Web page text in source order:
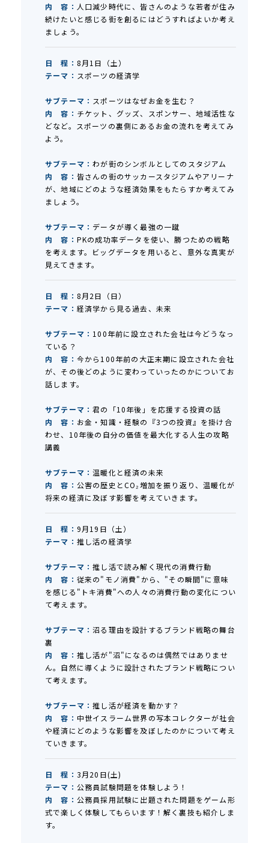
内 容： 人口減少時代に、皆さんのような若者が住み
続けたいと感じる街を創るにはどうすればよいか考え
ましょう。
日 程： 8月1日（土）
テーマ： スポーツの経済学
サブテーマ： スポーツはなぜお金を生む？
内 容： チケット、グッズ、スポンサー、地域活性な
どなど。スポーツの裏側にあるお金の流れを考えてみ
よう。
サブテーマ：わが街のシンボルとしてのスタジアム
内 容： 皆さんの街のサッカースタジアムやアリーナ
が、地域にどのような経済効果をもたらすか考えてみ
ましょう。
サブテーマ： データが導く最強の一蹴
内 容： PKの成功率データを使い、勝つための戦略
を考えます。ビッグデータを用いると、意外な真実が
見えてきます。
日 程： 8月2日（日）
テーマ： 経済学から見る過去、未来
サブテーマ： 100年前に設立された会社は今どうなっ
ている？
内 容： 今から100年前の大正末期に設立された会社
が、その後どのように変わっていったのかについてお
話します。
サブテーマ：君の「10年後」を応援する投資の話
内 容： お金・知識・経験の『3つの投資』を掛け合
わせ、10年後の自分の価値を最大化する人生の攻略
講義
サブテーマ：温暖化と経済の未来
内 容： 公害の歴史とCO₂増加を振り返り、温暖化が
将来の経済に及ぼす影響を考えていきます。
日 程： 9月19日（土）
テーマ： 推し活の経済学
サブテーマ：推し活で読み解く現代の消費行動
内 容： 従来の"モノ消費"から、"その瞬間"に意味
を感じる"トキ消費"への人々の消費行動の変化につい
て考えます。
サブテーマ：沼る理由を設計するブランド戦略の舞台
裏
内 容： 推し活が"沼"になるのは偶然ではありませ
ん。自然に導くように設計されたブランド戦略につい
て考えます。
サブテーマ：推し活が経済を動かす？
内 容： 中世イスラーム世界の写本コレクターが社会
や経済にどのような影響を及ぼしたのかについて考え
ていきます。
日 程： 3月20日(土)
テーマ： 公務員試験問題を体験しよう！
内 容： 公務員採用試験に出題された問題をゲーム形
式で楽しく体験してもらいます！解く裏技も紹介しま
す。